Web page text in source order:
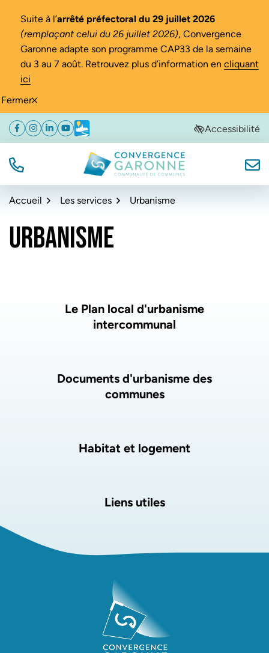
Fermer
Suite à l’arrêté préfectoral du 29 juillet 2026
(remplaçant celui du 26 juillet 2026), Convergence
Garonne adapte son programme CAP33 de la semaine
du 3 au 7 août. Retrouvez plus d’information en cliquant
ici
Aller
navigation
Aller
au
Aller
au
de
Facebook
(ouverture dans un nouvel onglet)
Instagram
(ouverture dans un nouvel onglet)
Linkedin
(ouverture dans un nouvel onglet)
YouTube
(ouverture dans un nouvel onglet)
Météo
(ouverture dans un nouvel onglet)Accessibilité
TÉL. Convergence Garonne
Accueil Les services Urbanisme
URBANISME
Le Plan local d'urbanisme
intercommunal
Documents d'urbanisme des
communes
Habitat et logement
Liens utiles